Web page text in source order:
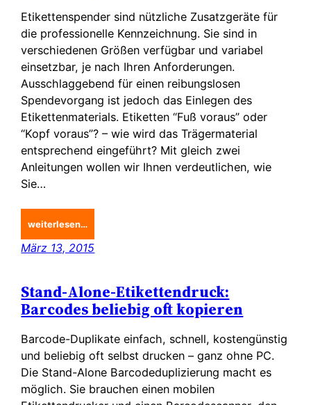
Etikettenspender sind nützliche Zusatzgeräte für
die professionelle Kennzeichnung. Sie sind in
verschiedenen Größen verfügbar und variabel
einsetzbar, je nach Ihren Anforderungen.
Ausschlaggebend für einen reibungslosen
Spendevorgang ist jedoch das Einlegen des
Etikettenmaterials. Etiketten “Fuß voraus” oder
“Kopf voraus”? – wie wird das Trägermaterial
entsprechend eingeführt? Mit gleich zwei
Anleitungen wollen wir Ihnen verdeutlichen, wie
Sie…
weiterlesen…
März 13, 2015
Stand-Alone-Etikettendruck:
Barcodes beliebig oft kopieren
Barcode-Duplikate einfach, schnell, kostengünstig
und beliebig oft selbst drucken – ganz ohne PC.
Die Stand-Alone Barcodeduplizierung macht es
möglich. Sie brauchen einen mobilen